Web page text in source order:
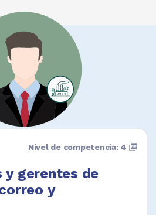
gerentes de
y
Nivel de competencia: 4 picture_as_pdf